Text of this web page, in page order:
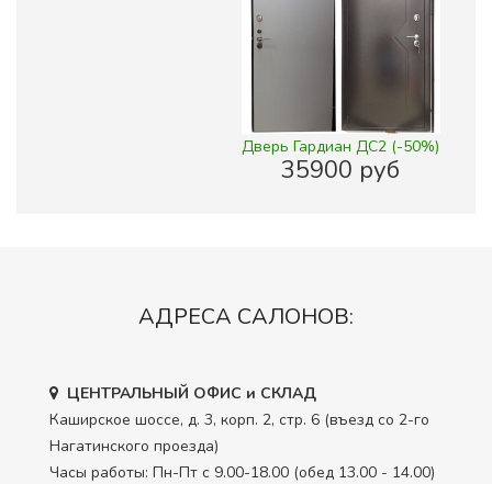
Дверь Гардиан ДС2 (-50%)
35900 руб
АДРЕСА САЛОНОВ:
ЦЕНТРАЛЬНЫЙ ОФИС и СКЛАД
Каширское шоссе, д. 3, корп. 2, стр. 6 (въезд со 2-го
Нагатинского проезда)
Часы работы: Пн-Пт с 9.00-18.00 (обед 13.00 - 14.00)